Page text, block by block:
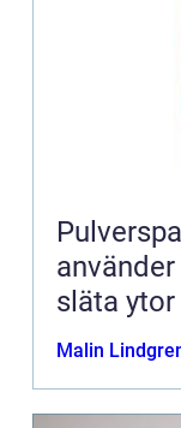
Pulverspackel så
släta ytor
Malin